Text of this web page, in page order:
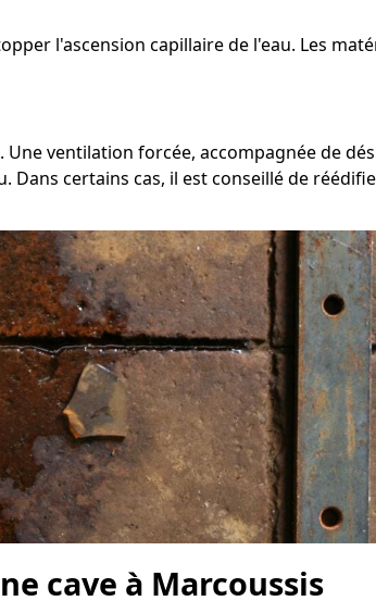
l'ascension capillaire de l'eau. Les
ventilation forcée, accompagnée de
certains cas, il est conseillé de
cave à Marcoussis